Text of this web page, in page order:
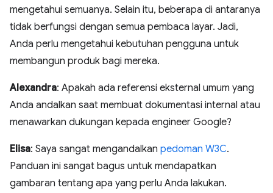
mengetahui semuanya. Selain itu, beberapa di antaranya
tidak berfungsi dengan semua pembaca layar. Jadi,
Anda perlu mengetahui kebutuhan pengguna untuk
membangun produk bagi mereka.
Alexandra: Apakah ada referensi eksternal umum yang
Anda andalkan saat membuat dokumentasi internal atau
menawarkan dukungan kepada engineer Google?
Elisa: Saya sangat mengandalkan pedoman W3C.
Panduan ini sangat bagus untuk mendapatkan
gambaran tentang apa yang perlu Anda lakukan.